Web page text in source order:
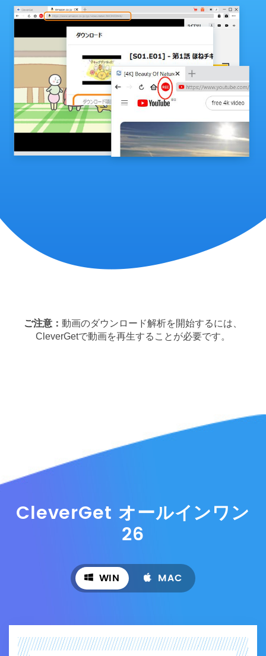
ご注意： 動画のダウンロード解析を開始するには、
CleverGetで動画を再生することが必要です。
CleverGet オールインワン
26
WIN MAC